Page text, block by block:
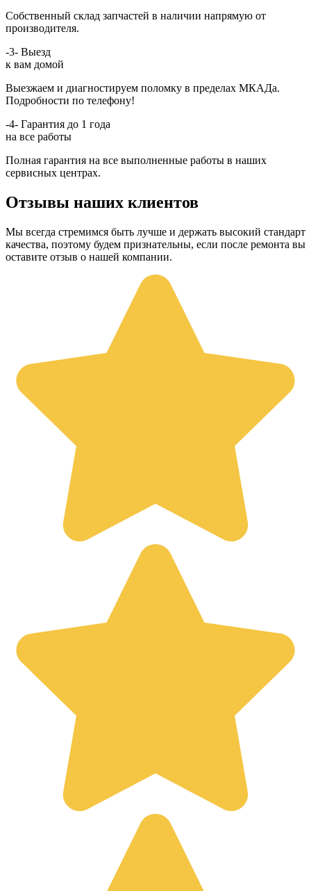
Собственный склад запчастей в наличии напрямую от
производителя.
-3- Выезд
к вам домой
Выезжаем и диагностируем поломку в пределах МКАДа.
Подробности по телефону!
-4- Гарантия до 1 года
на все работы
Полная гарантия на все выполненные работы в наших
сервисных центрах.
Отзывы наших клиентов
Мы всегда стремимся быть лучше и держать высокий стандарт
качества, поэтому будем признательны, если после ремонта вы
оставите отзыв о нашей компании.